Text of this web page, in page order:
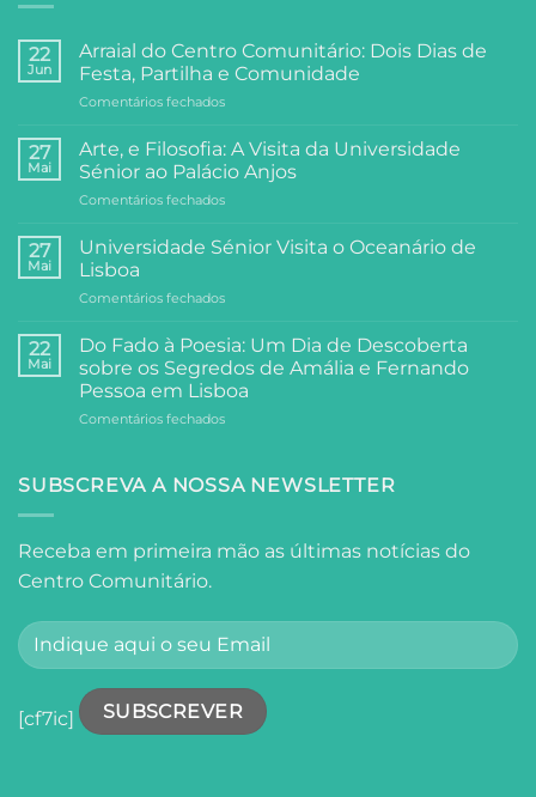
22
Jun
Arraial do Centro Comunitário: Dois Dias de
Festa, Partilha e Comunidade
Comentários fechadosem
do
Centro
Comunitário:
Dois
de
e
27
Mai
Arte, e Filosofia: A Visita da Universidade
Sénior ao Palácio Anjos
Comentários fechadosem
e
Visita
Universidade
Sénior
Palácio
Anjos
27
Mai
Universidade Sénior Visita o Oceanário de
Lisboa
Comentários fechadosem
Sénior
Visita
o
Oceanário
de
22
Mai
Do Fado à Poesia: Um Dia de Descoberta
sobre os Segredos de Amália e Fernando
Pessoa em Lisboa
Comentários fechadosem
à
Dia
de
os
Segredos
e
Fernando
SUBSCREVA A NOSSA NEWSLETTER
Receba em primeira mão as últimas notícias do
Centro Comunitário.
[cf7ic]